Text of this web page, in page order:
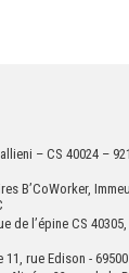
– CS 40024 –
B’CoWorker,
de l’épine CS
rue Edison - 69500